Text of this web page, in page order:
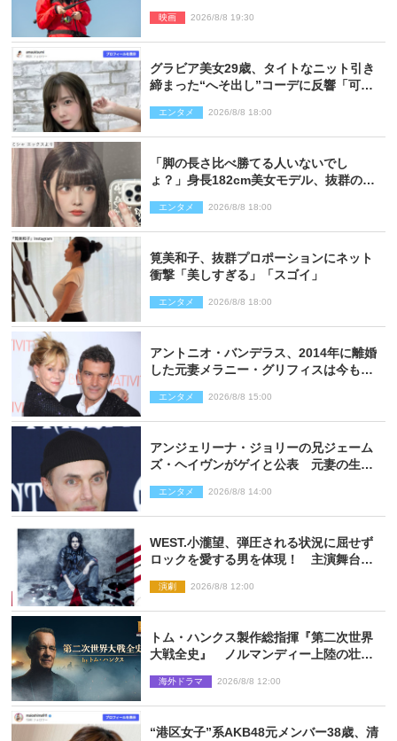
映画 2026/8/8 19:30
グラビア美女29歳、タイトなニット引き
締まった“へそ出し”コーデに反響「可愛
エンタメ 2026/8/8 18:00
「脚の長さ比べ勝てる人いないでし
ょ？」身長182cm美女モデル、抜群のプ
エンタメ 2026/8/8 18:00
筧美和子、抜群プロポーションにネット
衝撃「美しすぎる」「スゴイ」
エンタメ 2026/8/8 18:00
アントニオ・バンデラス、2014年に離婚
した元妻メラニー・グリフィスは今も
エンタメ 2026/8/8 15:00
アンジェリーナ・ジョリーの兄ジェーム
ズ・ヘイヴンがゲイと公表 元妻の生配
エンタメ 2026/8/8 14:00
WEST.小瀧望、弾圧される状況に屈せず
ロックを愛する男を体現！ 主演舞台
演劇 2026/8/8 12:00
トム・ハンクス製作総指揮『第二次世界
大戦全史』 ノルマンディー上陸の壮絶
海外ドラマ 2026/8/8 12:00
“港区女子”系AKB48元メンバー38歳、清